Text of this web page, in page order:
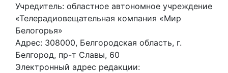
Учредитель: областное автономное учреждение
«Телерадиовещательная компания «Мир
Белогорья»
Адрес: 308000, Белгородская область, г.
Белгород, пр-т Славы, 60
Электронный адрес редакции: